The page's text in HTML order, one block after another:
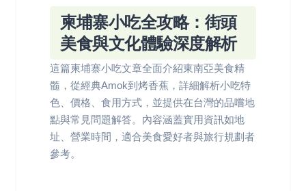
柬埔寨小吃全攻略：街頭
美食與文化體驗深度解析
這篇柬埔寨小吃文章全面介紹東南亞美食精
髓，從經典Amok到烤香蕉，詳細解析小吃特
色、價格、食用方式，並提供在台灣的品嚐地
點與常見問題解答。內容涵蓋實用資訊如地
址、營業時間，適合美食愛好者與旅行規劃者
參考。